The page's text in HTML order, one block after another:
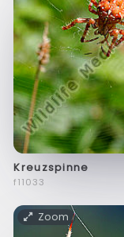
Kreuzspinne
f11033
Zoom